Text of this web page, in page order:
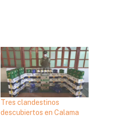
Tres clandestinos
descubiertos en Calama